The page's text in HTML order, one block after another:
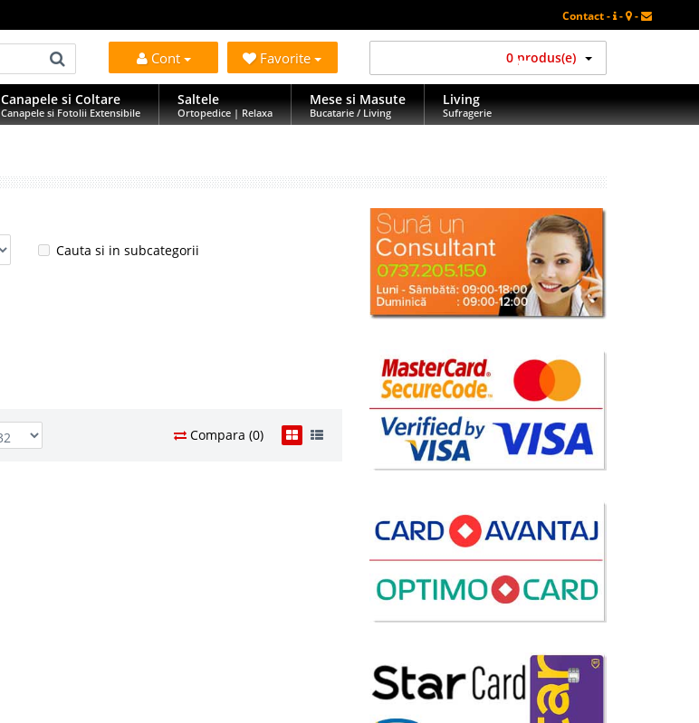
Contact - - -
Cont Favorite 0 produs(e)
Canapele si Coltare
Canapele si Fotolii Extensibile
Saltele
Ortopedice | Relaxa
Mese si Masute
Bucatarie / Living
Living
Sufragerie
Cauta si in subcategorii
Compara (0)